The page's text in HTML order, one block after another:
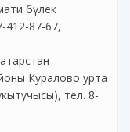
бүлек
412-87-67,
Куралово урта
укытучысы), тел. 8-